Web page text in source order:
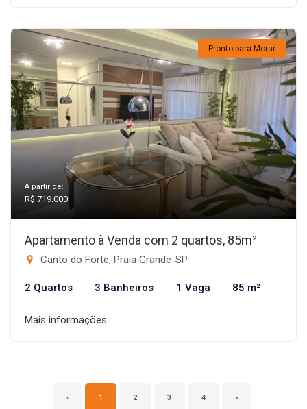
Pronto para Morar
A partir de:
R$ 719.000
Apartamento à Venda com 2 quartos, 85m²
Canto do Forte, Praia Grande-SP
2 Quartos 3 Banheiros 1 Vaga 85 m²
Mais informações
‹ 1 2 3 4 ›